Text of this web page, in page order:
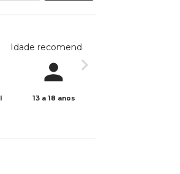
Idade recomendada
13 a 18 anos